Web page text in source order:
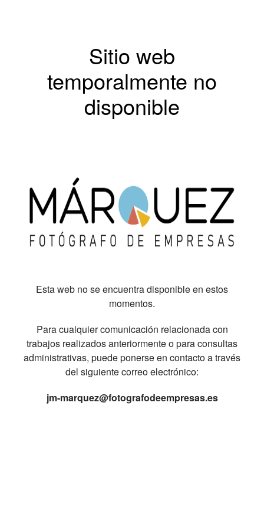
Sitio web
temporalmente no
disponible
Esta web no se encuentra disponible en estos
momentos.
Para cualquier comunicación relacionada con
trabajos realizados anteriormente o para consultas
administrativas, puede ponerse en contacto a través
del siguiente correo electrónico:
jm-marquez@fotografodeempresas.es